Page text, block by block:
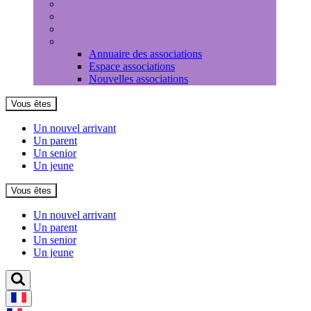
Annuaire des associations
Espace associations
Nouvelles associations
Vous êtes
Un nouvel arrivant
Un parent
Un senior
Un jeune
Vous êtes
Un nouvel arrivant
Un parent
Un senior
Un jeune